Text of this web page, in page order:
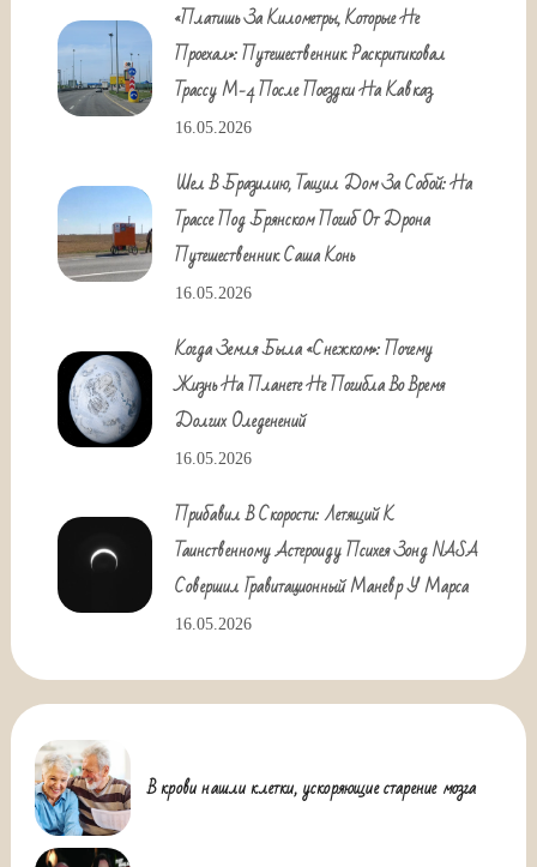
«Платишь За Километры, Которые Не
Проехал»: Путешественник Раскритиковал
Трассу М-4 После Поездки На Кавказ
16.05.2026
Шел В Бразилию, Тащил Дом За Собой: На
Трассе Под Брянском Погиб От Дрона
Путешественник Саша Конь
16.05.2026
Когда Земля Была «снежком»: Почему
Жизнь На Планете Не Погибла Во Время
Долгих Оледенений
16.05.2026
Прибавил В Скорости: Летящий К
Таинственному Астероиду Психея Зонд NASA
Совершил Гравитационный Маневр У Марса
16.05.2026
В крови нашли клетки, ускоряющие старение мозга